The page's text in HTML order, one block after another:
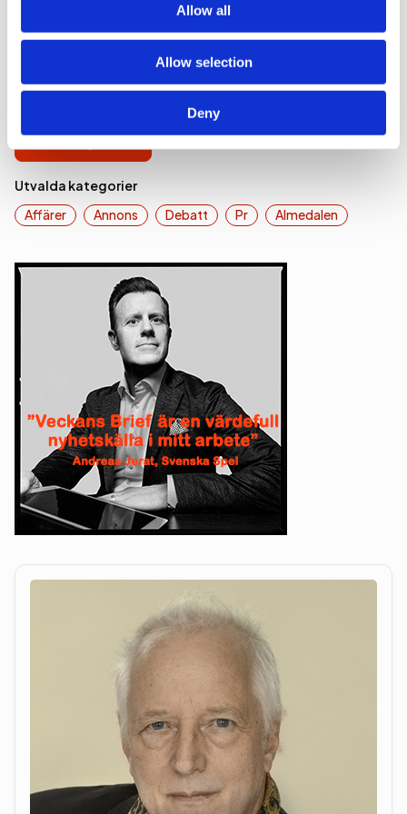
Allow all
Allow selection
Deny
Affärer Arbetsmarknad
Se alla nyheter
Utvalda kategorier
Affärer
Annons Debatt Pr Almedalen